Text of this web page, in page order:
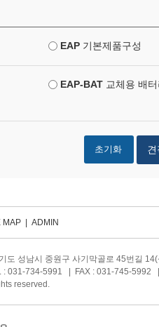
EAP 기본제품구성
EAP-BAT 교체용 배
MAP | ADMIN
성남시 중원구 사기막골로 45번길
: 031-734-5991 | FAX : 031-745-5992
reserved.